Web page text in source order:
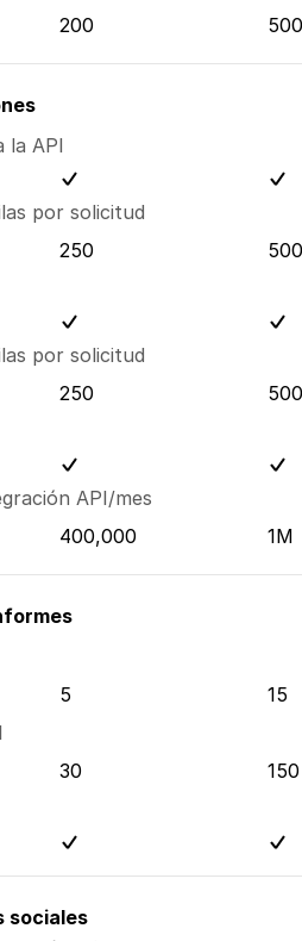
200
500
la API
por solicitud
250
500
por solicitud
250
500
API/mes
400,000 1M
5
15
30
150
sociales